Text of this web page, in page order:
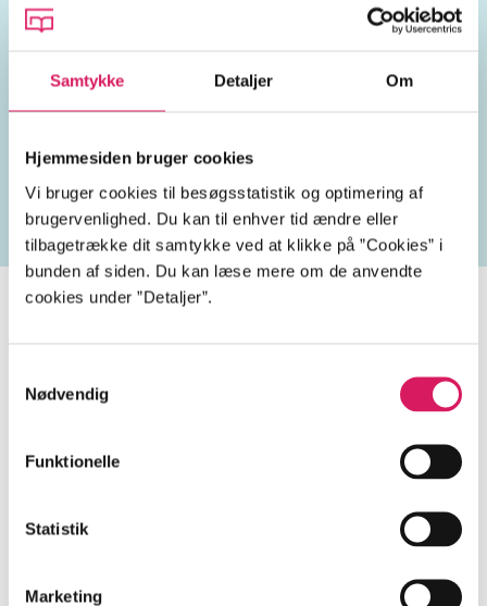
Samtykke Detaljer Om
Hjemmesiden bruger cookies
Vi bruger cookies til besøgsstatistik og optimering af
brugervenlighed. Du kan til enhver tid ændre eller
tilbagetrække dit samtykke ved at klikke på ”Cookies” i
bunden af siden. Du kan læse mere om de anvendte
cookies under ”Detaljer”.
Nødvendig
Funktionelle
Statistik
Marketing
Lignende emneord
kriminalsager forbrydelser